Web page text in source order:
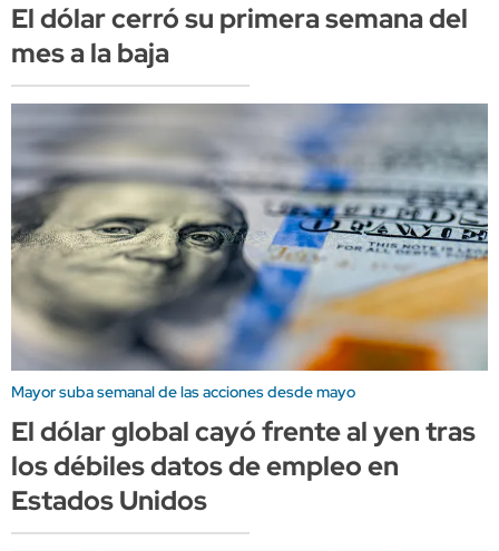
El dólar cerró su primera semana del
mes a la baja
Mayor suba semanal de las acciones desde mayo
El dólar global cayó frente al yen tras
los débiles datos de empleo en
Estados Unidos